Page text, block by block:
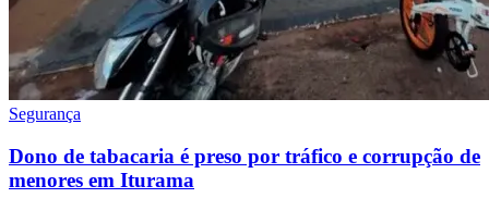
Segurança
Dono de tabacaria é preso por tráfico e corrupção de
menores em Iturama